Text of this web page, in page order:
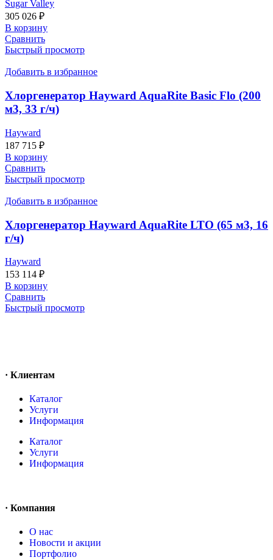
Sugar Valley
305 026 ₽
В корзину
Сравнить
Быстрый просмотр
Добавить в избранное
Хлоргенератор Hayward AquaRite Basic Flo (200
м3, 33 г/ч)
Hayward
187 715 ₽
В корзину
Сравнить
Быстрый просмотр
Добавить в избранное
Хлоргенератор Hayward AquaRite LTO (65 м3, 16
г/ч)
Hayward
153 114 ₽
В корзину
Сравнить
Быстрый просмотр
· Клиентам
Каталог
Услуги
Информация
Каталог
Услуги
Информация
· Компания
O нас
Новости и акции
Портфолио